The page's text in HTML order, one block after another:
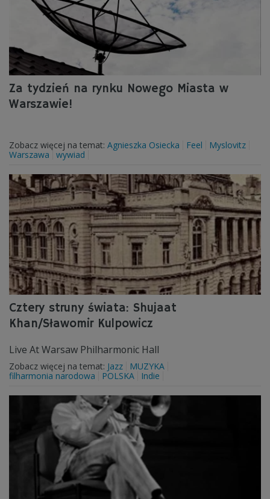
Za tydzień na rynku Nowego Miasta w
Warszawie!
Zobacz więcej na temat: Agnieszka Osiecka Feel
Myslovitz
Warszawa
wywiad
Cztery struny świata: Shujaat
Khan/Sławomir Kulpowicz
Live At Warsaw Philharmonic Hall
Zobacz więcej na temat: Jazz
MUZYKA
filharmonia narodowa
POLSKA Indie